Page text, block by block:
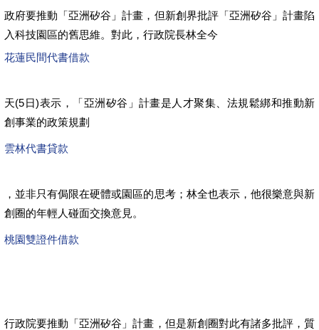
政府要推動「亞洲矽谷」計畫，但新創界批評「亞洲矽谷」計畫陷
入科技園區的舊思維。對此，行政院長林全今
花蓮民間代書借款
天(5日)表示，「亞洲矽谷」計畫是人才聚集、法規鬆綁和推動新
創事業的政策規劃
雲林代書貸款
，並非只有侷限在硬體或園區的思考；林全也表示，他很樂意與新
創圈的年輕人碰面交換意見。
桃園雙證件借款
行政院要推動「亞洲矽谷」計畫，但是新創圈對此有諸多批評，質